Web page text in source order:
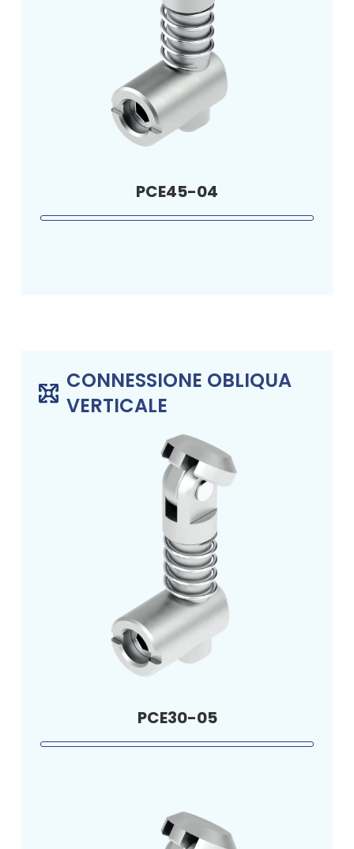
PCE45-04
CONNESSIONE OBLIQUA
VERTICALE
PCE30-05